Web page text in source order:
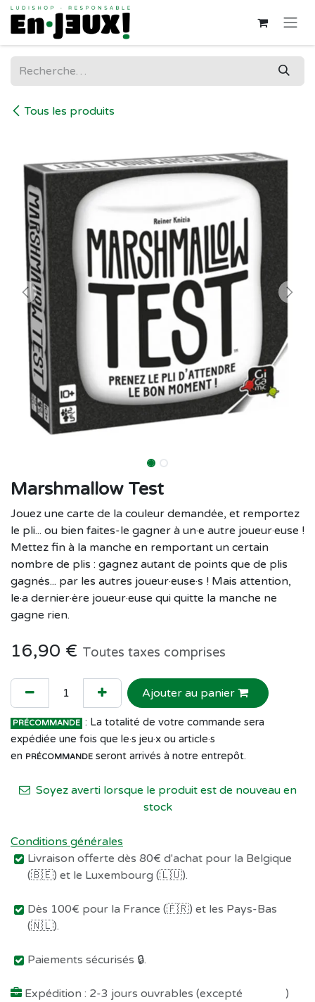
Se rendre au contenu
Tous les produits
Marshmallow Test
Jouez une carte de la couleur demandée, et remportez
le pli... ou bien faites-le gagner à un·e autre joueur·euse !
Mettez fin à la manche en remportant un certain
nombre de plis : gagnez autant de points que de plis
gagnés... par les autres joueur·euse·s ! Mais attention,
le·a dernier·ère joueur·euse qui quitte la manche ne
gagne rien.
16,90 € Toutes taxes comprises
Ajouter au panier
PRÉCOMMANDE : La totalité de votre commande sera
expédiée une fois que le·s jeu·x ou article·s
en PRÉCOMMANDE seront arrivés à notre entrepôt.
Soyez averti lorsque le produit est de nouveau en
stock
Conditions générales
Livraison offerte dès 80€ d'achat pour la Belgique
(🇧🇪) et le Luxembourg (🇱🇺).
Dès 100€ pour la France (🇫🇷) et les Pays-Bas
(🇳🇱).
Paiements sécurisés 🔒.
Expédition : 2-3 jours ouvrables (excepté
)